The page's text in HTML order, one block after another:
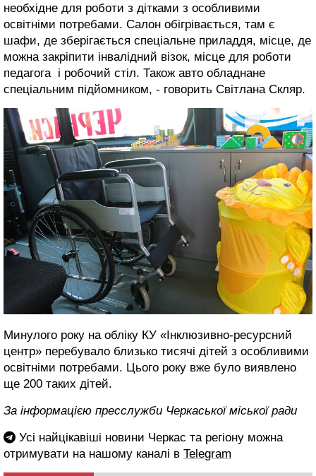
необхідне для роботи з дітками з особливими
освітніми потребами. Салон обігрівається, там є
шафи, де зберігається спеціальне приладдя, місце, де
можна закріпити інвалідний візок, місце для роботи
педагога і робочий стіл. Також авто обладнане
спеціальним підйомником, - говорить Світлана Cкляр.
Минулого року на обліку КУ «Інклюзивно-ресурсний
центр» перебувало близько тисячі дітей з особливими
освітніми потребами. Цього року вже було виявлено
ще 200 таких дітей.
За інформацією пресслужби Черкаської міської ради
Усі найцікавіші новини Черкас та регіону можна
отримувати на нашому каналі в Telegram